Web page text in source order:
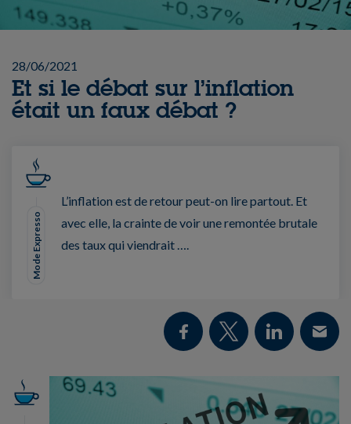
28/06/2021
Et si le débat sur l’inflation
était un faux débat ?
Mode Expresso
L’inflation est de retour peut-on lire partout. Et
avec elle, la crainte de voir une remontée brutale
des taux qui viendrait ….